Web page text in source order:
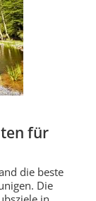
für
die beste
Die